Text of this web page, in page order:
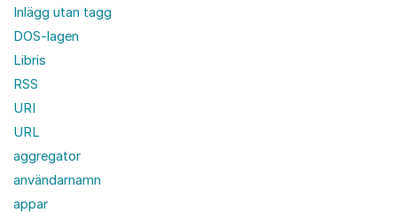
Inlägg utan tagg
DOS-lagen
Libris
RSS
URI
URL
aggregator
användarnamn
appar